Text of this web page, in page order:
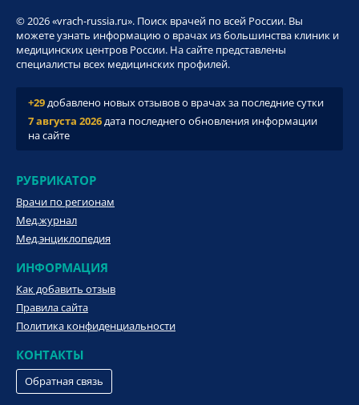
© 2026 «vrach-russia.ru». Поиск врачей по всей России. Вы
можете узнать информацию о врачах из большинства клиник и
медицинских центров России. На сайте представлены
специалисты всех медицинских профилей.
+29добавлено новых отзывов о врачах за последние сутки
7 августа 2026дата последнего обновления информации
на сайте
РУБРИКАТОР
Врачи по регионам
Мед.журнал
Мед.энциклопедия
ИНФОРМАЦИЯ
Как добавить отзыв
Правила сайта
Политика конфиденциальности
КОНТАКТЫ
Обратная связь